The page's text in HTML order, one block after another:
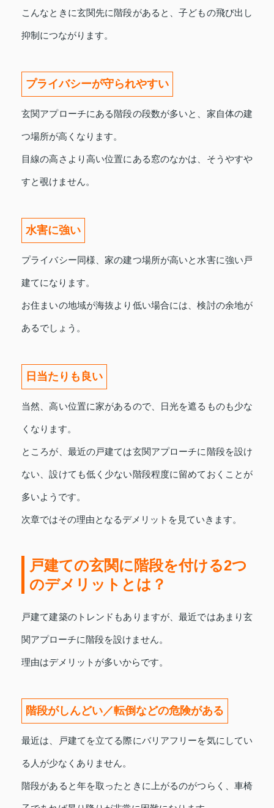
こんなときに玄関先に階段があると、子どもの飛び出し
抑制につながります。
プライバシーが守られやすい
玄関アプローチにある階段の段数が多いと、家自体の建
つ場所が高くなります。
目線の高さより高い位置にある窓のなかは、そうやすや
すと覗けません。
水害に強い
プライバシー同様、家の建つ場所が高いと水害に強い戸
建てになります。
お住まいの地域が海抜より低い場合には、検討の余地が
あるでしょう。
日当たりも良い
当然、高い位置に家があるので、日光を遮るものも少な
くなります。
ところが、最近の戸建ては玄関アプローチに階段を設け
ない、設けても低く少ない階段程度に留めておくことが
多いようです。
次章ではその理由となるデメリットを見ていきます。
戸建ての玄関に階段を付ける2つ
のデメリットとは？
戸建て建築のトレンドもありますが、最近ではあまり玄
関アプローチに階段を設けません。
理由はデメリットが多いからです。
階段がしんどい／転倒などの危険がある
最近は、戸建てを立てる際にバリアフリーを気にしてい
る人が少なくありません。
階段があると年を取ったときに上がるのがつらく、車椅